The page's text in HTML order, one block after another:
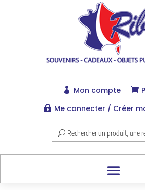
 Mon compte 
 Me connecter / Créer
Rechercher un produit, une